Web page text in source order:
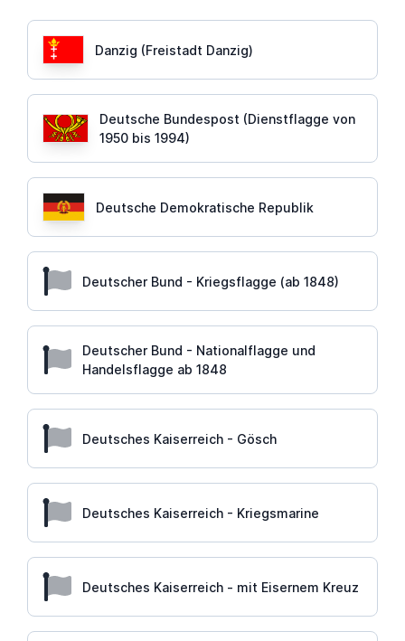
Danzig (Freistadt Danzig)
Deutsche Bundespost (Dienstflagge von
1950 bis 1994)
Deutsche Demokratische Republik
Deutscher Bund - Kriegsflagge (ab 1848)
Deutscher Bund - Nationalflagge und
Handelsflagge ab 1848
Deutsches Kaiserreich - Gösch
Deutsches Kaiserreich - Kriegsmarine
Deutsches Kaiserreich - mit Eisernem Kreuz